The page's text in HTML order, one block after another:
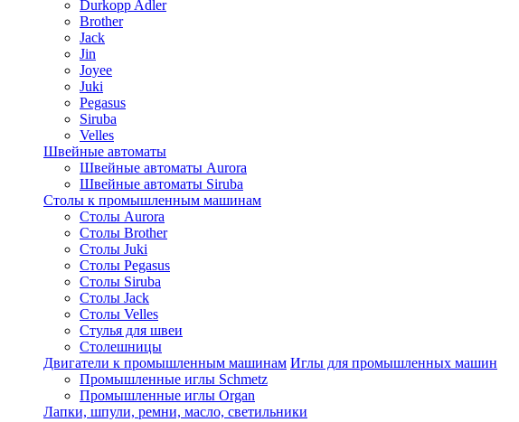
Durkopp Adler
Brother
Jack
Jin
Joyee
Juki
Pegasus
Siruba
Velles
Швейные автоматы
Швейные автоматы Aurora
Швейные автоматы Siruba
Столы к промышленным машинам
Столы Aurora
Столы Brother
Столы Juki
Столы Pegasus
Столы Siruba
Столы Jack
Столы Velles
Стулья для швеи
Столешницы
Двигатели к промышленным машинам Иглы для промышленных машин
Промышленные иглы Schmetz
Промышленные иглы Organ
Лапки, шпули, ремни, масло, светильники